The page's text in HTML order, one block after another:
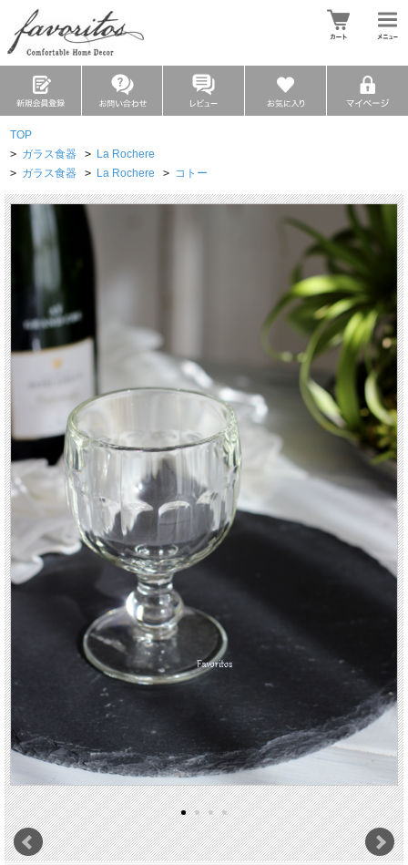
TOP
> ガラス食器 > La Rochere
> ガラス食器 > La Rochere > コトー